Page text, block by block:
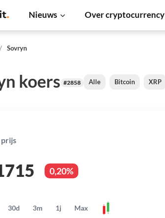
Nieuws Over cryptocurrency
Sovryn
koers #2858 Alle Bitcoin XRP
0,20%
30d 3m 1j Max